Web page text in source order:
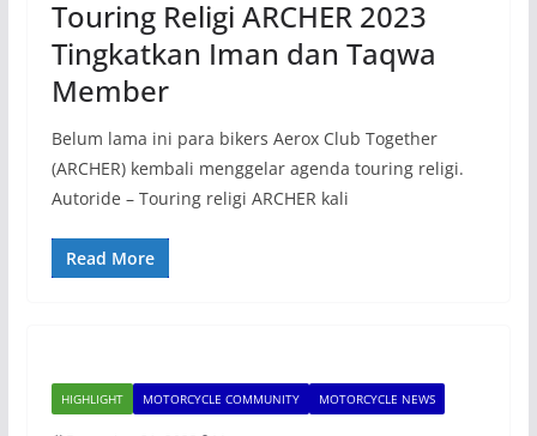
Touring Religi ARCHER 2023
Tingkatkan Iman dan Taqwa
Member
Belum lama ini para bikers Aerox Club Together
(ARCHER) kembali menggelar agenda touring religi.
Autoride – Touring religi ARCHER kali
Read More
HIGHLIGHT MOTORCYCLE COMMUNITY MOTORCYCLE NEWS